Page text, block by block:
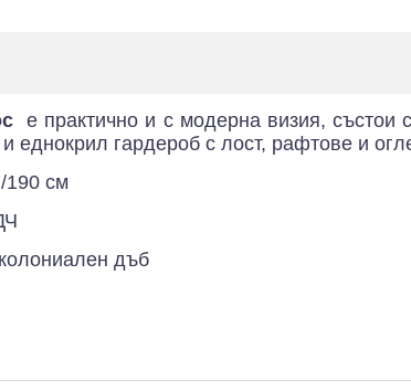
е практично и с модерна визия, състои
еднокрил гардероб с лост, рафтове и
190 см
дъб